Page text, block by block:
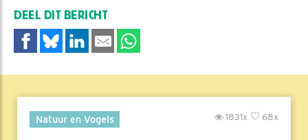
DEEL DIT BERICHT
Natuur en Vogels 68x
1831x